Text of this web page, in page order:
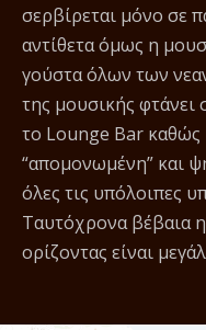
σερβίρεται μόνο σε
αντίθετα όμως η
γούστα όλων των
της μουσικής φτάνει
το Lounge Bar καθώς
“απομονωμένη” και
όλες τις υπόλοιπες
Ταυτόχρονα βέβαια
ορίζοντας είναι